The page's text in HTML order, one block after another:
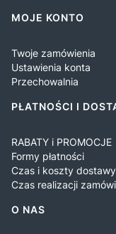
MOJE KONTO
Twoje zamówienia
Ustawienia konta
Przechowalnia
PŁATNOŚCI I
RABATY i PROMOCJE
Formy płatności
Czas i koszty dostawy
Czas realizacji
O NAS